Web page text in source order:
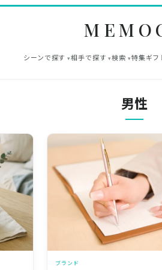
シーンで探す 相手で探す 検索 特集ギフ
男性
ブランド